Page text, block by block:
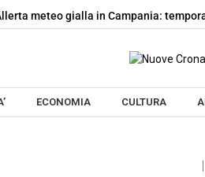
gialla in Campania: temporali,
Skip
ECONOMIA CULTURA